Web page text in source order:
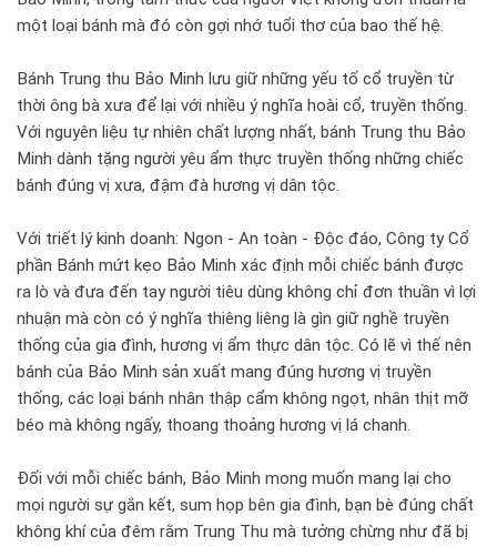
một loại bánh mà đó còn gợi nhớ tuổi thơ của bao thế hệ.
Bánh Trung thu Bảo Minh lưu giữ những yếu tố cổ truyền từ
thời ông bà xưa để lại với nhiều ý nghĩa hoài cổ, truyền thống.
Với nguyên liệu tự nhiên chất lượng nhất, bánh Trung thu Bảo
Minh dành tặng người yêu ẩm thực truyền thống những chiếc
bánh đúng vị xưa, đậm đà hương vị dân tộc.
Với triết lý kinh doanh: Ngon - An toàn - Độc đáo, Công ty Cổ
phần Bánh mứt kẹo Bảo Minh xác định mỗi chiếc bánh được
ra lò và đưa đến tay người tiêu dùng không chỉ đơn thuần vì lợi
nhuận mà còn có ý nghĩa thiêng liêng là gìn giữ nghề truyền
thống của gia đình, hương vị ẩm thực dân tộc. Có lẽ vì thế nên
bánh của Bảo Minh sản xuất mang đúng hương vị truyền
thống, các loại bánh nhân thập cẩm không ngọt, nhân thịt mỡ
béo mà không ngấy, thoang thoảng hương vị lá chanh.
Đối với mỗi chiếc bánh, Bảo Minh mong muốn mang lại cho
mọi người sự gắn kết, sum họp bên gia đình, bạn bè đúng chất
không khí của đêm rằm Trung Thu mà tưởng chừng như đã bị